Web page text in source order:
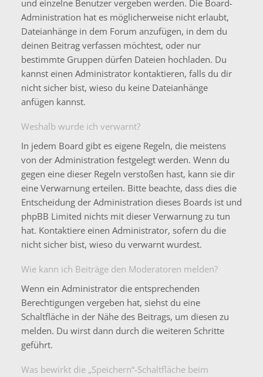
und einzelne Benutzer vergeben werden. Die Board-
Administration hat es möglicherweise nicht erlaubt,
Dateianhänge in dem Forum anzufügen, in dem du
deinen Beitrag verfassen möchtest, oder nur
bestimmte Gruppen dürfen Dateien hochladen. Du
kannst einen Administrator kontaktieren, falls du dir
nicht sicher bist, wieso du keine Dateianhänge
anfügen kannst.
Weshalb wurde ich verwarnt?
In jedem Board gibt es eigene Regeln, die meistens
von der Administration festgelegt werden. Wenn du
gegen eine dieser Regeln verstoßen hast, kann sie dir
eine Verwarnung erteilen. Bitte beachte, dass dies die
Entscheidung der Administration dieses Boards ist und
phpBB Limited nichts mit dieser Verwarnung zu tun
hat. Kontaktiere einen Administrator, sofern du die
nicht sicher bist, wieso du verwarnt wurdest.
Wie kann ich Beiträge den Moderatoren melden?
Wenn ein Administrator die entsprechenden
Berechtigungen vergeben hat, siehst du eine
Schaltfläche in der Nähe des Beitrags, um diesen zu
melden. Du wirst dann durch die weiteren Schritte
geführt.
Was bewirkt die „Speichern“-Schaltfläche beim